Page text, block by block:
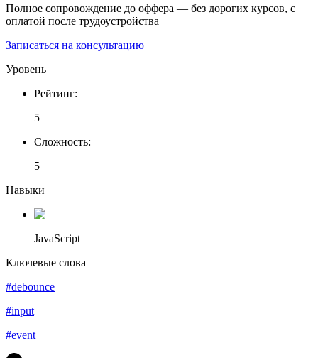
Полное сопровождение до оффера — без дорогих курсов, с
оплатой после трудоустройства
Записаться на консультацию
Уровень
Рейтинг:
5
Сложность:
5
Навыки
JavaScript
Ключевые слова
#debounce
#input
#event